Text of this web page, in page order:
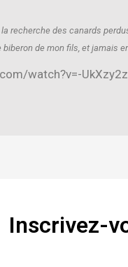
recherche des canards
de mon fils, et jamais
watch?v=-
Inscrivez-